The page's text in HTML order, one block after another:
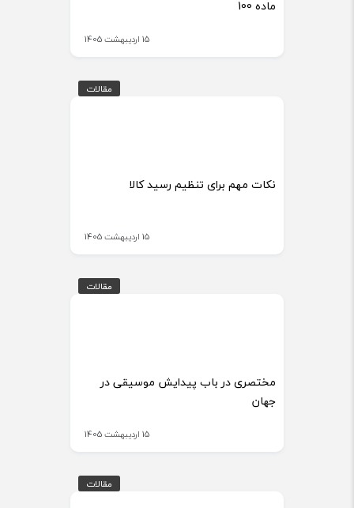
ماده 100
15 اردیبهشت 1405
مقالات
مقالات
نکات مهم برای تنظیم رسید کالا
15 اردیبهشت 1405
مقالات
مقالات
مختصری در باب پیدایش موسیقی در
جهان
15 اردیبهشت 1405
مقالات
مقالات